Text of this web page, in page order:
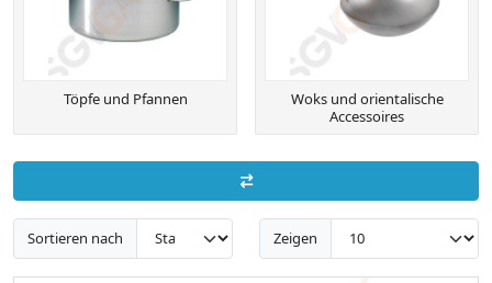
Töpfe und Pfannen
Woks und orientalische
Accessoires
Sortieren nach Zeigen